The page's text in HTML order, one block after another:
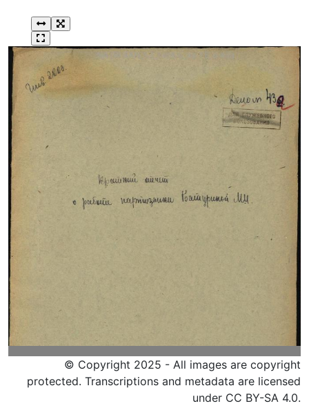
© Copyright 2025 - All images are copyright
protected. Transcriptions and metadata are licensed
under CC BY-SA 4.0.